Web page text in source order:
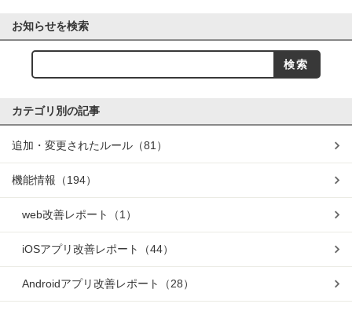
お知らせを検索
カテゴリ別の記事
追加・変更されたルール （81）
機能情報 （194）
web改善レポート （1）
iOSアプリ改善レポート （44）
Androidアプリ改善レポート （28）